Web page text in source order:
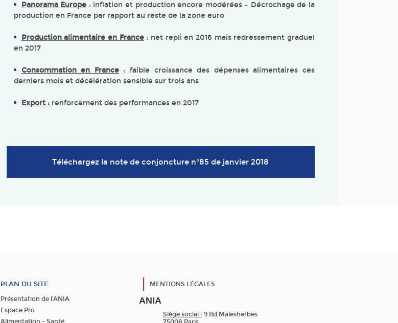
Panorama Europe : inflation et production encore modérées – Décrochage de la
production en France par rapport au reste de la zone euro
Production alimentaire en France: net repli en 2016 mais redressement graduel
en 2017
Consommation en France: faible croissance des dépenses alimentaires ces
derniers mois et décélération sensible sur trois ans
Export : renforcement des performances en 2017
Téléchargez la note de conjoncture n°85 de janvier 2018
PLAN DU SITE
Présentation de l’ANIA
Espace Pro
Alimentation – Santé
MENTIONS LÉGALES
ANIA
Siège social : 9 Bd Malesherbes